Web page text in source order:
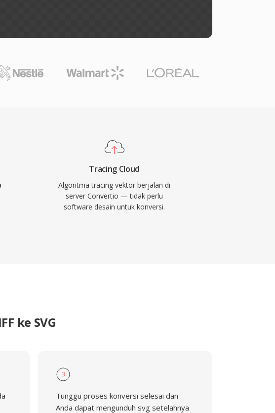
Tracing Cloud
Algoritma tracing vektor berjalan di
server Convertio — tidak perlu
software desain untuk konversi.
ke SVG
3
Tunggu proses konversi selesai dan
Anda dapat mengunduh svg setelahnya